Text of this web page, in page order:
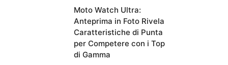
Moto Watch Ultra:
Anteprima in Foto Rivela
Caratteristiche di Punta
per Competere con i Top
di Gamma